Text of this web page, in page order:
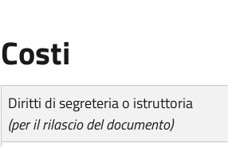
Costi
Diritti di segreteria o istruttoria
(per il rilascio del documento)